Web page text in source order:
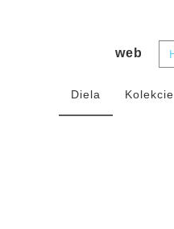
web
Diela Kolekcie